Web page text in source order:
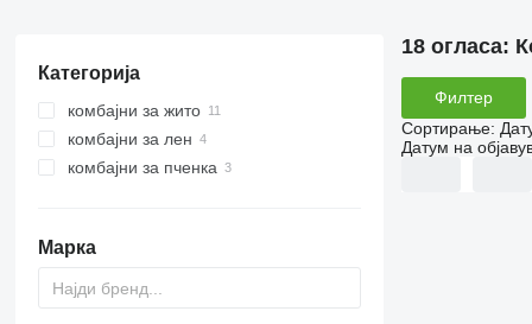
Категорија
комбајни за жито
комбајни за лен
комбајни за пченка
Марка
18 огласа:
Филтер
Сортирање:
Датум на